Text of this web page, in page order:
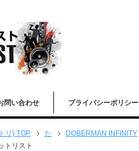
問い合わせ プライバシーポリシー
リ) TOP た DOBERMAN INFINITY
トリスト